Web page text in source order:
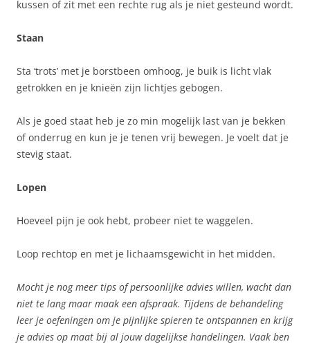
kussen of zit met een rechte rug als je niet gesteund wordt.
Staan
Sta ‘trots’ met je borstbeen omhoog, je buik is licht vlak
getrokken en je knieën zijn lichtjes gebogen.
Als je goed staat heb je zo min mogelijk last van je bekken
of onderrug en kun je je tenen vrij bewegen. Je voelt dat je
stevig staat.
Lopen
Hoeveel pijn je ook hebt, probeer niet te waggelen.
Loop rechtop en met je lichaamsgewicht in het midden.
Mocht je nog meer tips of persoonlijke advies willen, wacht dan
niet te lang maar maak een afspraak. Tijdens de behandeling
leer je oefeningen om je pijnlijke spieren te ontspannen en krijg
je advies op maat bij al jouw dagelijkse handelingen. Vaak ben